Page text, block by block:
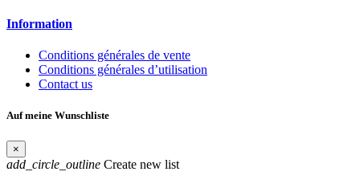
Information
Conditions générales de vente
Conditions générales d’utilisation
Contact us
Auf meine Wunschliste
×
add_circle_outline Create new list